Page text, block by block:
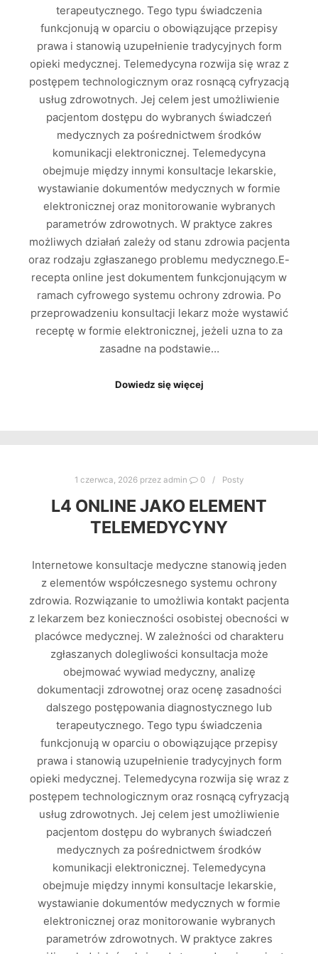
terapeutycznego. Tego typu świadczenia
funkcjonują w oparciu o obowiązujące przepisy
prawa i stanowią uzupełnienie tradycyjnych form
opieki medycznej. Telemedycyna rozwija się wraz z
postępem technologicznym oraz rosnącą cyfryzacją
usług zdrowotnych. Jej celem jest umożliwienie
pacjentom dostępu do wybranych świadczeń
medycznych za pośrednictwem środków
komunikacji elektronicznej. Telemedycyna
obejmuje między innymi konsultacje lekarskie,
wystawianie dokumentów medycznych w formie
elektronicznej oraz monitorowanie wybranych
parametrów zdrowotnych. W praktyce zakres
możliwych działań zależy od stanu zdrowia pacjenta
oraz rodzaju zgłaszanego problemu medycznego.E-
recepta online jest dokumentem funkcjonującym w
ramach cyfrowego systemu ochrony zdrowia. Po
przeprowadzeniu konsultacji lekarz może wystawić
receptę w formie elektronicznej, jeżeli uzna to za
zasadne na podstawie…
Dowiedz się więcej
1 czerwca, 2026 przez admin 0 Posty
L4 ONLINE JAKO ELEMENT
TELEMEDYCYNY
Internetowe konsultacje medyczne stanowią jeden
z elementów współczesnego systemu ochrony
zdrowia. Rozwiązanie to umożliwia kontakt pacjenta
z lekarzem bez konieczności osobistej obecności w
placówce medycznej. W zależności od charakteru
zgłaszanych dolegliwości konsultacja może
obejmować wywiad medyczny, analizę
dokumentacji zdrowotnej oraz ocenę zasadności
dalszego postępowania diagnostycznego lub
terapeutycznego. Tego typu świadczenia
funkcjonują w oparciu o obowiązujące przepisy
prawa i stanowią uzupełnienie tradycyjnych form
opieki medycznej. Telemedycyna rozwija się wraz z
postępem technologicznym oraz rosnącą cyfryzacją
usług zdrowotnych. Jej celem jest umożliwienie
pacjentom dostępu do wybranych świadczeń
medycznych za pośrednictwem środków
komunikacji elektronicznej. Telemedycyna
obejmuje między innymi konsultacje lekarskie,
wystawianie dokumentów medycznych w formie
elektronicznej oraz monitorowanie wybranych
parametrów zdrowotnych. W praktyce zakres